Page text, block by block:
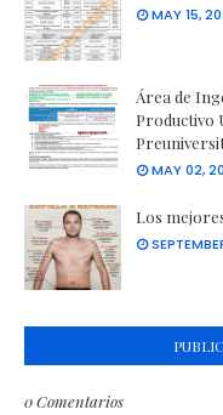
MAY 15,
Área de
Productivo
MAY 02,
Los
0 Comentarios